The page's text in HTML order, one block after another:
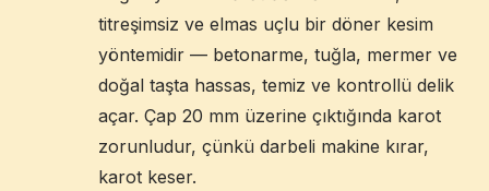
titreşimsiz ve elmas uçlu bir döner kesim
yöntemidir — betonarme, tuğla, mermer ve
doğal taşta hassas, temiz ve kontrollü delik
açar. Çap 20 mm üzerine çıktığında karot
zorunludur, çünkü darbeli makine kırar,
karot keser.